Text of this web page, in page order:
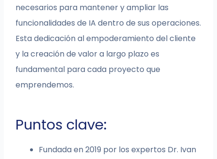
necesarios para mantener y ampliar las
funcionalidades de IA dentro de sus operaciones.
Esta dedicación al empoderamiento del cliente
y la creación de valor a largo plazo es
fundamental para cada proyecto que
emprendemos.
Puntos clave:
Fundada en 2019 por los expertos Dr. Ivan